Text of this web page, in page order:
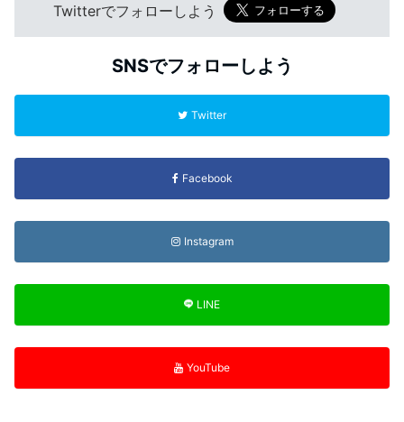
Twitterでフォローしよう
SNSでフォローしよう
Twitter
Facebook
Instagram
LINE
YouTube